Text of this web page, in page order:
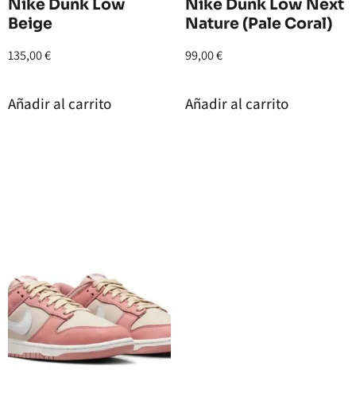
Nike Dunk Low
Beige
135,00€
Añadir al carrito
Nike Dunk Low Next
Nature (Pale Coral)
99,00€
Añadir al carrito